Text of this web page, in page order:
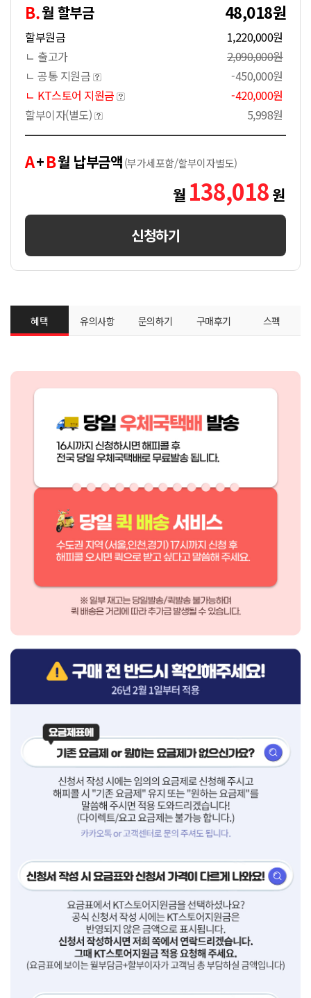
B.월 할부금 48,018원
할부원금
1,220,000원
ㄴ 출고가
2,090,000원
ㄴ 공통 지원금
-450,000원
ㄴ KT스토어 지원금
-420,000원
할부이자(별도)
5,998원
A+B월 납부금액(부가세포함/할부이자별도)
월 138,018 원
신청하기
혜택 유의사항 문의하기 구매후기 스펙